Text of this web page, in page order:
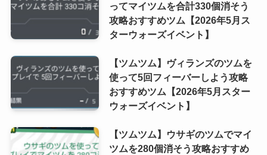
ってマイツムを合計330個消そう
攻略おすすめツム【2026年5月ス
ターウォーズイベント】
【ツムツム】ヴィランズのツムを
使って5回フィーバーしよう攻略
おすすめツム【2026年5月スター
ウォーズイベント】
【ツムツム】ウサギのツムでマイ
ツムを280個消そう攻略おすすめ